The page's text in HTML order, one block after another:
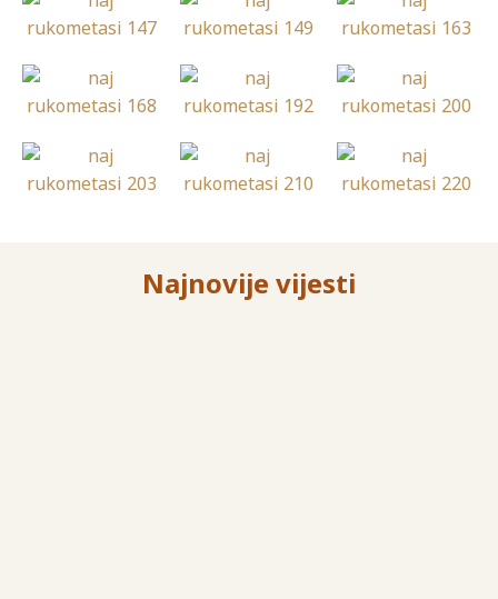
Najnovije vijesti